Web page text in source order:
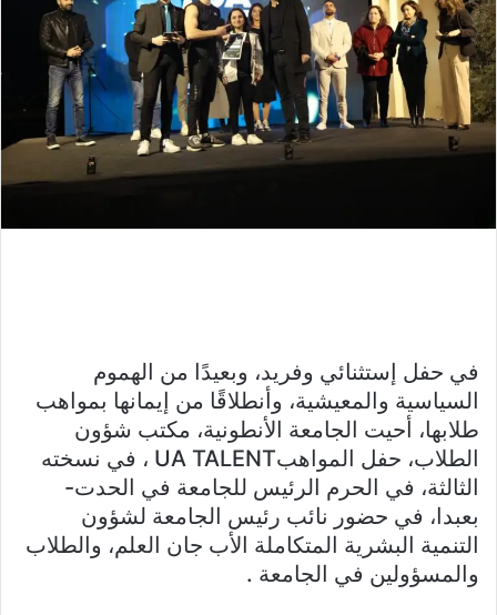
في حفل إستثنائي وفريد، وبعيدًا من الهموم
السياسية والمعيشية، وأنطلاقًا من إيمانها بمواهب
طلابها، أحيت الجامعة الأنطونية، مكتب شؤون
الطلاب، حفل المواهبUA TALENT ، في نسخته
الثالثة، في الحرم الرئيس للجامعة في الحدت-
بعبدا، في حضور نائب رئيس الجامعة لشؤون
التنمية البشرية المتكاملة الأب جان العلم، والطلاب
والمسؤولين في الجامعة .